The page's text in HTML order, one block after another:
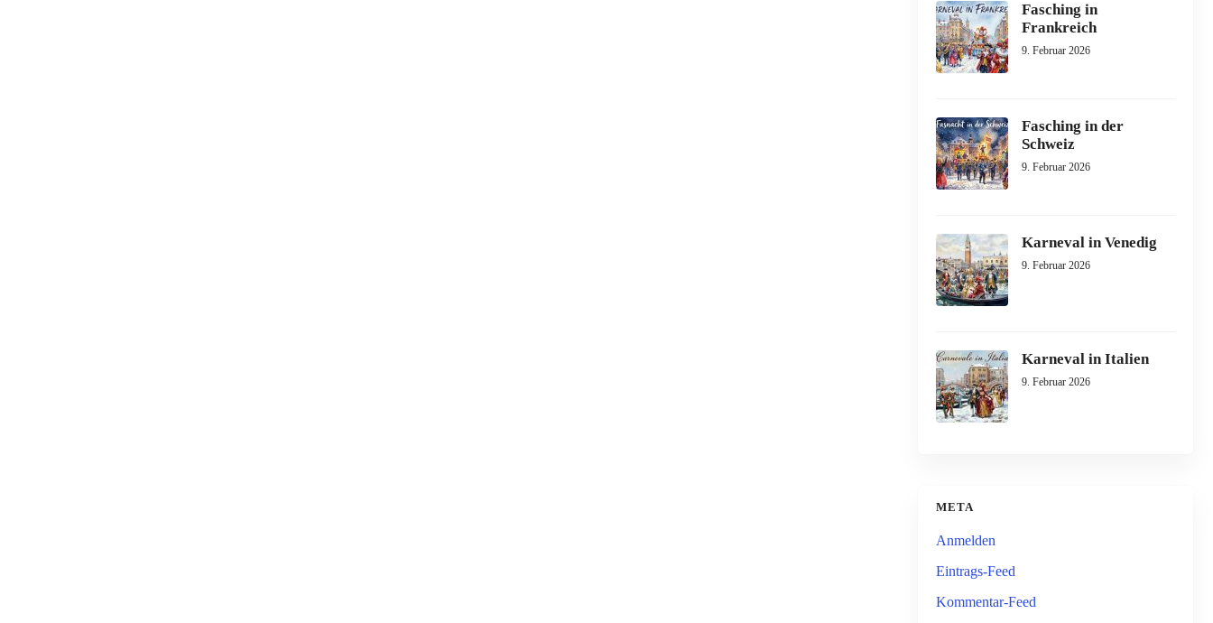
Fasching in
Frankreich
9. Februar 2026
Fasching in der
Schweiz
9. Februar 2026
Karneval in Venedig
9. Februar 2026
Karneval in Italien
9. Februar 2026
META
Anmelden
Eintrags-Feed
Kommentar-Feed